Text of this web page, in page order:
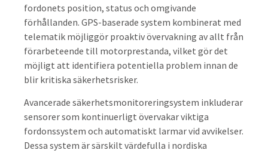
fordonets position, status och omgivande
förhållanden. GPS-baserade system kombinerat med
telematik möjliggör proaktiv övervakning av allt från
förarbeteende till motorprestanda, vilket gör det
möjligt att identifiera potentiella problem innan de
blir kritiska säkerhetsrisker.
Avancerade säkerhetsmonitoreringsystem inkluderar
sensorer som kontinuerligt övervakar viktiga
fordonssystem och automatiskt larmar vid avvikelser.
Dessa system är särskilt värdefulla i nordiska